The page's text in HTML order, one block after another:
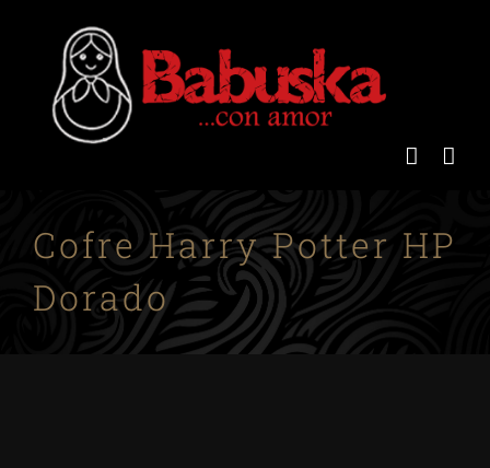
contenido
Cofre Harry Potter HP
Dorado